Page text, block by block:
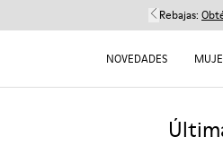
Rebajas:
NOVEDADES